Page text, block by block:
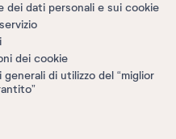
dei dati personali e sui cookie
dei cookie
generali di utilizzo del “miglior